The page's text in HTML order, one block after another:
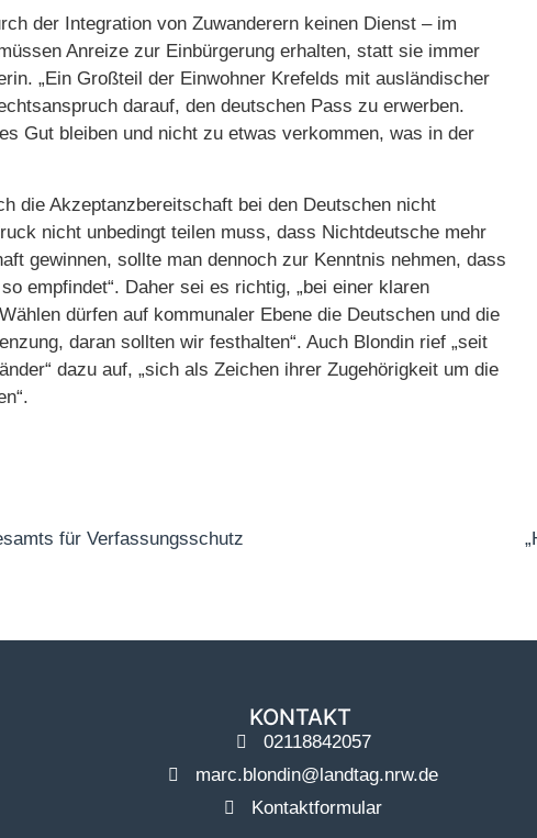
der Integration von Zuwanderern keinen Dienst – im
Anreize zur Einbürgerung erhalten, statt sie immer
„Ein Großteil der Einwohner Krefelds mit ausländischer
darauf, den deutschen Pass zu erwerben.
Gut bleiben und nicht zu etwas verkommen, was in der
die Akzeptanzbereitschaft bei den Deutschen nicht
nicht unbedingt teilen muss, dass Nichtdeutsche mehr
gewinnen, sollte man dennoch zur Kenntnis nehmen, dass
empfindet“. Daher sei es richtig, „bei einer klaren
dürfen auf kommunaler Ebene die Deutschen und die
daran sollten wir festhalten“. Auch Blondin rief „seit
dazu auf, „sich als Zeichen ihrer Zugehörigkeit um die
für Verfassungsschutz
KONTAKT
02118842057
marc.blondin@landtag.nrw.de
Kontaktformular